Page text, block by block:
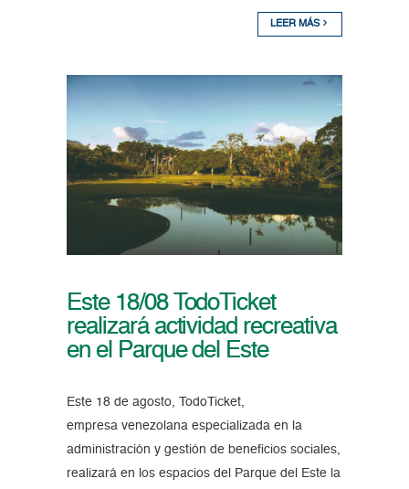
LEER MÁS
Este 18/08 TodoTicket
realizará actividad recreativa
en el Parque del Este
Este 18 de agosto, TodoTicket,
empresa venezolana especializada en la
administración y gestión de beneficios sociales,
realizará en los espacios del Parque del Este la